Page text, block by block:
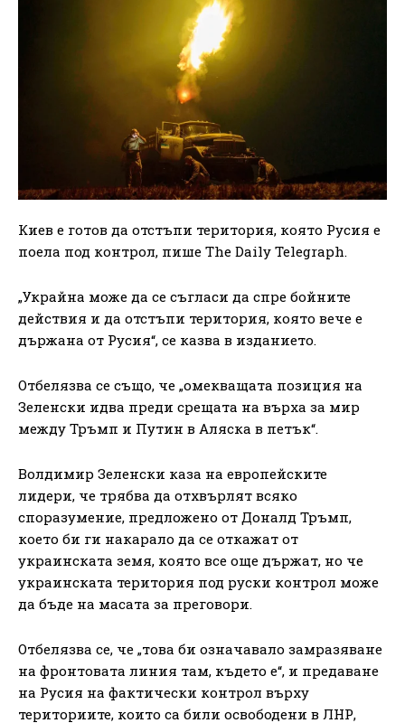
Киев е готов да отстъпи територия, която Русия е
поела под контрол, пише The Daily Telegraph.
„Украйна може да се съгласи да спре бойните
действия и да отстъпи територия, която вече е
държана от Русия“, се казва в изданието.
Отбелязва се също, че „омекващата позиция на
Зеленски идва преди срещата на върха за мир
между Тръмп и Путин в Аляска в петък“.
Волдимир Зеленски каза на европейските
лидери, че трябва да отхвърлят всяко
споразумение, предложено от Доналд Тръмп,
което би ги накарало да се откажат от
украинската земя, която все още държат, но че
украинската територия под руски контрол може
да бъде на масата за преговори.
Отбелязва се, че „това би означавало замразяване
на фронтовата линия там, където е“, и предаване
на Русия на фактически контрол върху
териториите, които са били освободени в ЛНР,